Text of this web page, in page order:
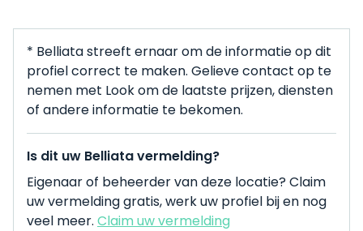
* Belliata streeft ernaar om de informatie op dit
profiel correct te maken. Gelieve contact op te
nemen met Look om de laatste prijzen, diensten
of andere informatie te bekomen.
Is dit uw Belliata vermelding?
Eigenaar of beheerder van deze locatie? Claim
uw vermelding gratis, werk uw profiel bij en nog
veel meer. Claim uw vermelding